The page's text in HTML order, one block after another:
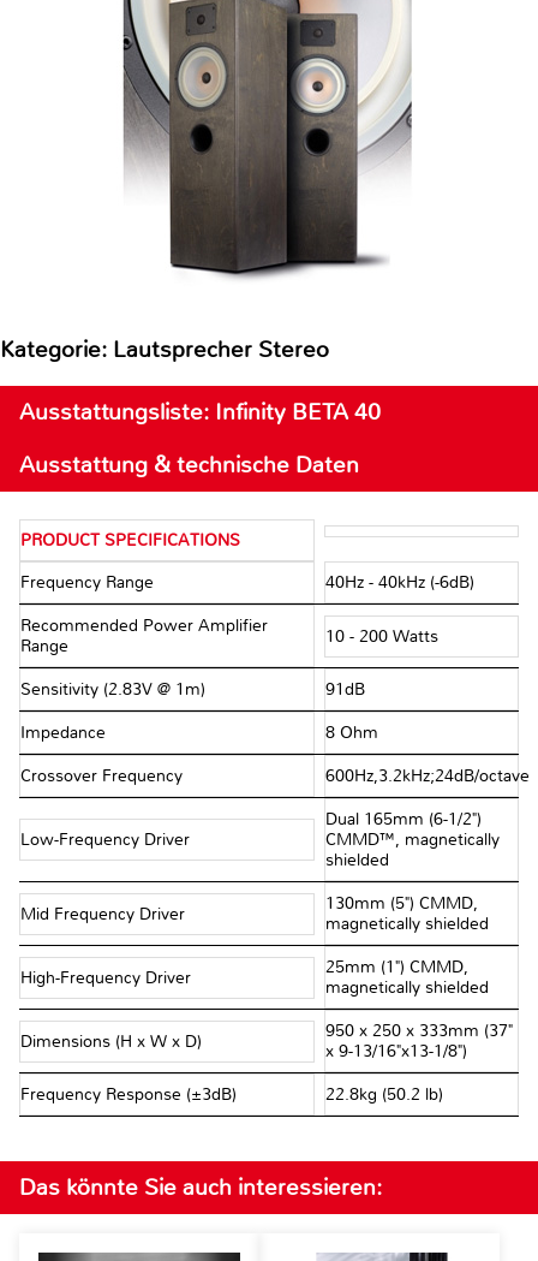
Kategorie: Lautsprecher Stereo
Ausstattungsliste: Infinity BETA 40
Ausstattung & technische Daten
PRODUCT SPECIFICATIONS
Frequency Range 40Hz - 40kHz (-6dB)
Recommended Power Amplifier
Range
10 - 200 Watts
Sensitivity (2.83V @ 1m) 91dB
Impedance 8 Ohm
Crossover Frequency 600Hz,3.2kHz;24dB/octave
Low-Frequency Driver
Dual 165mm (6-1/2")
CMMD™, magnetically
shielded
Mid Frequency Driver
130mm (5") CMMD,
magnetically shielded
High-Frequency Driver
25mm (1") CMMD,
magnetically shielded
Dimensions (H x W x D)
950 x 250 x 333mm (37"
x 9-13/16"x13-1/8")
Frequency Response (±3dB) 22.8kg (50.2 lb)
Das könnte Sie auch interessieren: